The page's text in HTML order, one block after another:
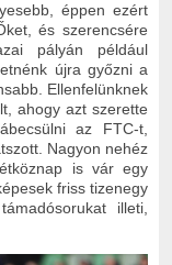
éppen ezért
és szerencsére
pályán például
újra győzni a
Ellenfelünknek
ahogy azt szerette
az FTC-t,
Nagyon nehéz
is vár egy
friss tizenegy
illeti,